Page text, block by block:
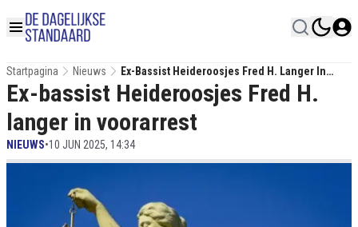
Startpagina Nieuws
Ex-Bassist Heideroosjes Fred H. Langer In
Voorarrest
Ex-bassist Heideroosjes Fred H.
langer in voorarrest
NIEUWS•10 JUN 2025, 14:34